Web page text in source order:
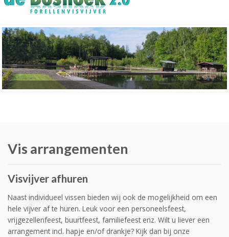
Vis arrangementen
Visvijver afhuren
Naast individueel vissen bieden wij ook de mogelijkheid om een
hele vijver af te huren. Leuk voor een personeelsfeest,
vrijgezellenfeest, buurtfeest, familiefeest enz. Wilt u liever een
arrangement incl. hapje en/of drankje? Kijk dan bij onze